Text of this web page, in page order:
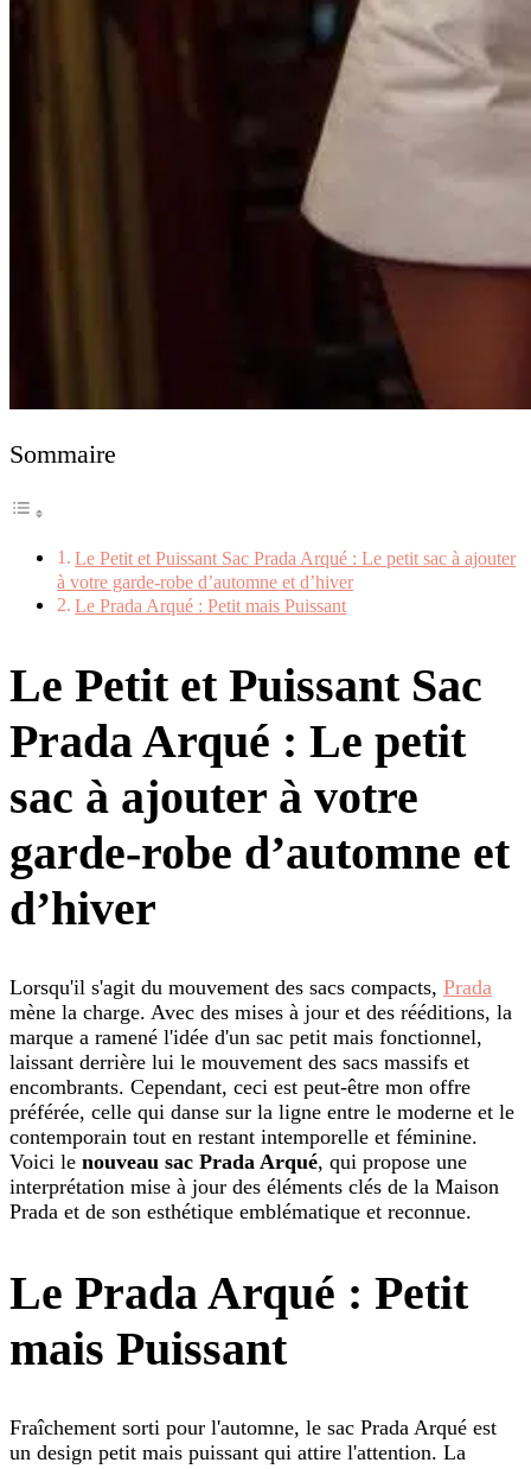
Sommaire
Le Petit et Puissant Sac Prada Arqué : Le petit sac à ajouter
à votre garde-robe d’automne et d’hiver
Le Prada Arqué : Petit mais Puissant
Le Petit et Puissant Sac
Prada Arqué : Le petit
sac à ajouter à votre
garde-robe d’automne et
d’hiver
Lorsqu'il s'agit du mouvement des sacs compacts, Prada
mène la charge. Avec des mises à jour et des rééditions, la
marque a ramené l'idée d'un sac petit mais fonctionnel,
laissant derrière lui le mouvement des sacs massifs et
encombrants. Cependant, ceci est peut-être mon offre
préférée, celle qui danse sur la ligne entre le moderne et le
contemporain tout en restant intemporelle et féminine.
Voici le nouveau sac Prada Arqué, qui propose une
interprétation mise à jour des éléments clés de la Maison
Prada et de son esthétique emblématique et reconnue.
Le Prada Arqué : Petit
mais Puissant
Fraîchement sorti pour l'automne, le sac Prada Arqué est
un design petit mais puissant qui attire l'attention. La